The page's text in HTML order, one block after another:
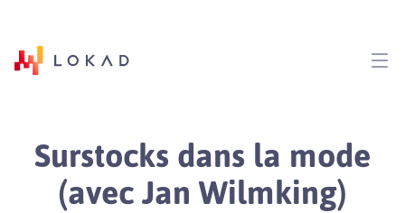
Surstocks dans la mode
(avec Jan Wilmking)